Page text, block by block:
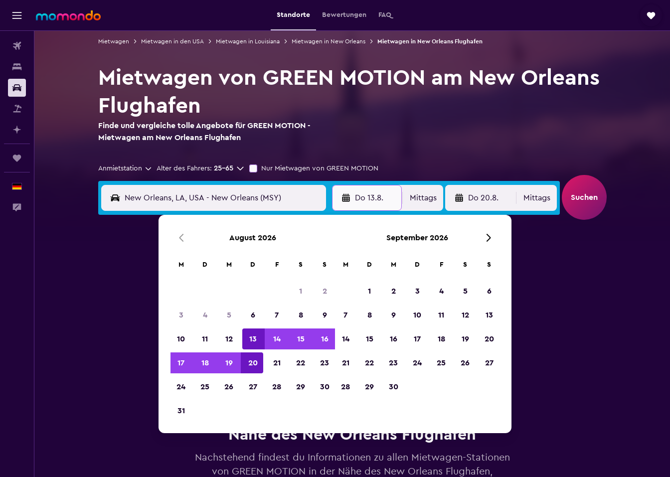
Standorte Bewertungen FAQ
Mietwagen Mietwagen in den USA Mietwagen in Louisiana Mietwagen in New Orleans Mietwagen in New Orleans Flughafen
Mietwagen von GREEN MOTION am New Orleans
Flughafen
Finde und vergleiche tolle Angebote für GREEN MOTION -
Mietwagen am New Orleans Flughafen
Anmietstation Alter des Fahrers: 25-65 Nur Mietwagen von GREEN MOTION
Do 13.8. Mittags Do 20.8. Mittags Suchen
Sieger 2023 gekürt
Nähe des New Orleans Flughafen
Nachstehend findest du Informationen zu allen Mietwagen-Stationen
von GREEN MOTION in der Nähe des New Orleans Flughafen,
August 2026
M D M D F S S
1 2
3 4 5 6 7 8 9
10 11 12 13 14 15 16
17 18 19 20 21 22 23
24 25 26 27 28 29 30
31
September 2026
M D M D F S S
1 2 3 4 5 6
7 8 9 10 11 12 13
14 15 16 17 18 19 20
21 22 23 24 25 26 27
28 29 30